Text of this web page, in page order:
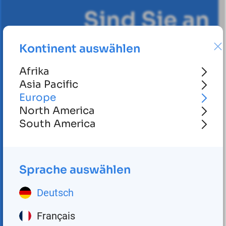
Kontinent auswählen
Afrika
Asia Pacific
Europe
North America
South America
Sprache auswählen
Deutsch
Français
Sind Sie an
weiteren
Informationen
interessiert?
Ne
e